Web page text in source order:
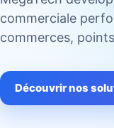
commerciale
commerces,
Découvrir nos